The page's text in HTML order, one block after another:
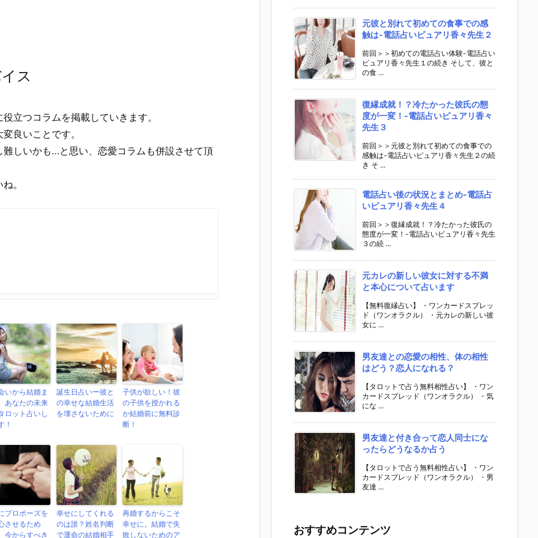
ス
立つコラムを掲載していきます。
良いことです。
しいかも…と思い、恋愛コラムも併設させて頂
。
いから結婚ま
あなたの未来
ロット占いし
！
誕生日占いー彼と
の幸せな結婚生活
を壊さないために
子供が欲しい！彼
の子供を授かれる
か結婚前に無料診
断！
プロポーズを
させるため
今からすべき
幸せにしてくれる
のは誰？姓名判断
で運命の結婚相手
再婚するからこそ
幸せに。結婚で失
敗しないためのア
元彼と別れて初めての食事での感
触は-電話占いピュアリ香々先生２
前回＞＞初めての電話占い体験-電話占い
ピュアリ香々先生１の続き そして、彼と
の食 ...
復縁成就！？冷たかった彼氏の態
度が一変！-電話占いピュアリ香々
先生３
前回＞＞元彼と別れて初めての食事での
感触は-電話占いピュアリ香々先生２の続
き そ ...
電話占い後の状況とまとめ-電話占
いピュアリ香々先生４
前回＞＞復縁成就！？冷たかった彼氏の
態度が一変！-電話占いピュアリ香々先生
３の続 ...
元カレの新しい彼女に対する不満
と本心について占います
【無料復縁占い】 ・ワンカードスプレッ
ド（ワンオラクル） ・元カレの新しい彼
女に ...
男友達との恋愛の相性、体の相性
はどう？恋人になれる？
【タロットで占う無料相性占い】 ・ワン
カードスプレッド（ワンオラクル） ・気
にな ...
男友達と付き合って恋人同士にな
ったらどうなるか占う
【タロットで占う無料相性占い】 ・ワン
カードスプレッド（ワンオラクル） ・男
友達 ...
おすすめコンテンツ